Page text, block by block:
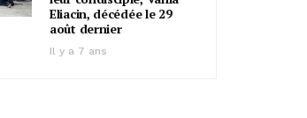
Eliacin, décédée le 29
août dernier
Il y a 7 ans